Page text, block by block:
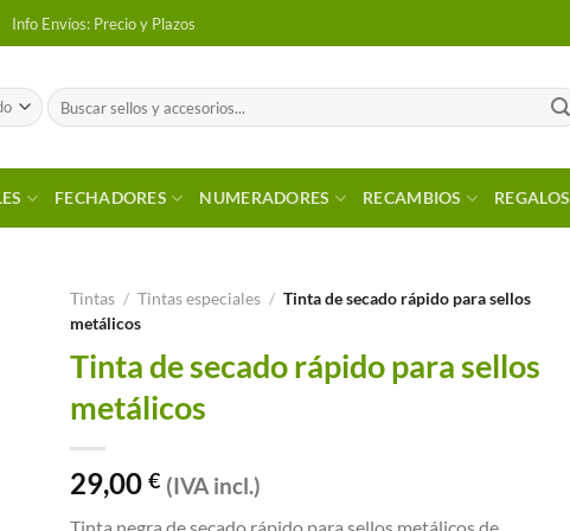
Info Envíos: Precio y Plazos
Buscar
por:
FECHADORES NUMERADORES RECAMBIOS REGALOS
Tintas / Tintas especiales / Tinta de secado rápido para sellos
metálicos
Tinta de secado rápido para sellos
metálicos
29,00 € (IVA incl.)